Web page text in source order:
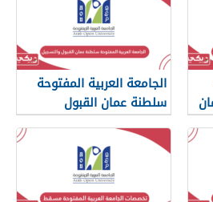
الجامعة العربية المفتوحة
سلطنة عمان القبول
والتسجيل